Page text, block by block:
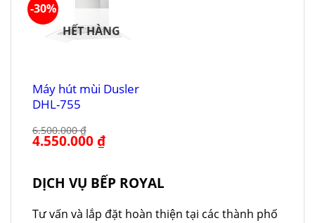
-30%
HẾT HÀNG
Máy hút mùi Dusler
DHL-755
6.500.000₫
Giá
gốc
4.550.000₫Giá
hiện
4.550.000 ₫.
DỊCH VỤ BẾP ROYAL
Tư vấn và lắp đặt hoàn thiện tại các thành phố